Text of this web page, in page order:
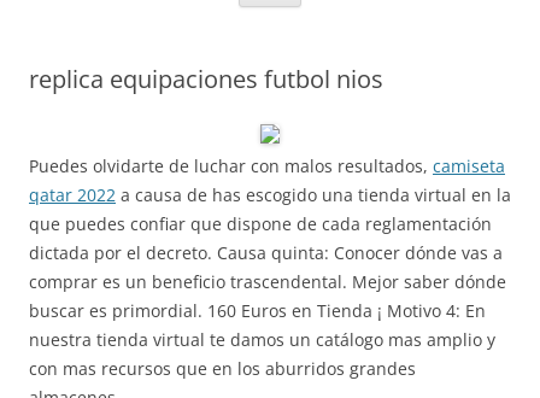
replica equipaciones futbol nios
Puedes olvidarte de luchar con malos resultados, camiseta
qatar 2022 a causa de has escogido una tienda virtual en la
que puedes confiar que dispone de cada reglamentación
dictada por el decreto. Causa quinta: Conocer dónde vas a
comprar es un beneficio trascendental. Mejor saber dónde
buscar es primordial. 160 Euros en Tienda ¡ Motivo 4: En
nuestra tienda virtual te damos un catálogo mas amplio y
con mas recursos que en los aburridos grandes